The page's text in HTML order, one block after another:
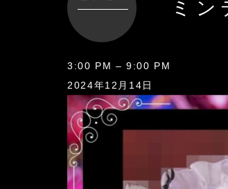
ミン
ミ
ン
テ
ィ
ア・
の
ぞ
3:00 PM –9:00 PM
2024年12月14日